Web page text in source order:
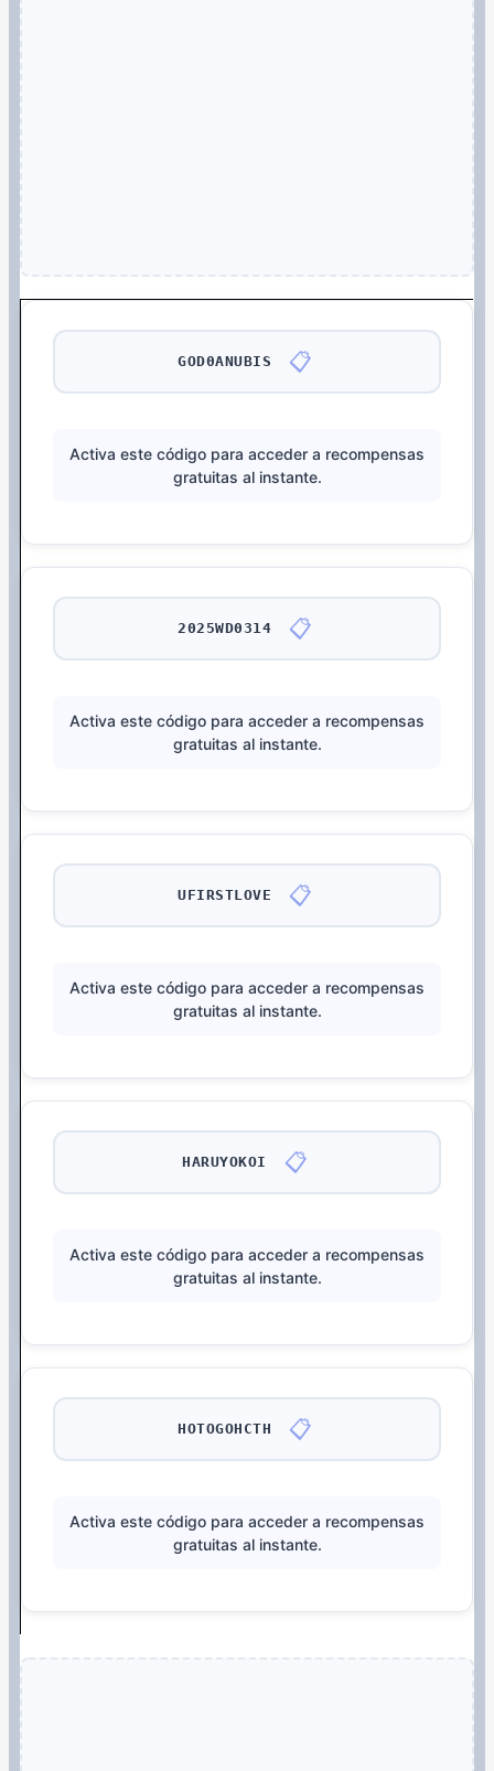
GOD0ANUBIS 📋
Activa este código para acceder a recompensas
gratuitas al instante.
2025WD0314 📋
Activa este código para acceder a recompensas
gratuitas al instante.
UFIRSTLOVE 📋
Activa este código para acceder a recompensas
gratuitas al instante.
HARUYOKOI 📋
Activa este código para acceder a recompensas
gratuitas al instante.
HOTOGOHCTH 📋
Activa este código para acceder a recompensas
gratuitas al instante.